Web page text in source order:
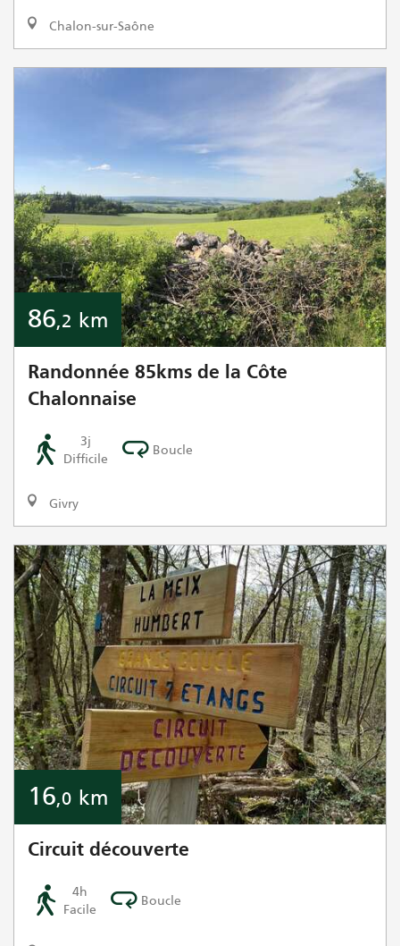
Chalon-sur-Saône
86,2 km
Randonnée 85kms de la Côte
Chalonnaise
3j
Difficile
Boucle
Givry
16,0 km
Circuit découverte
4h
Facile
Boucle